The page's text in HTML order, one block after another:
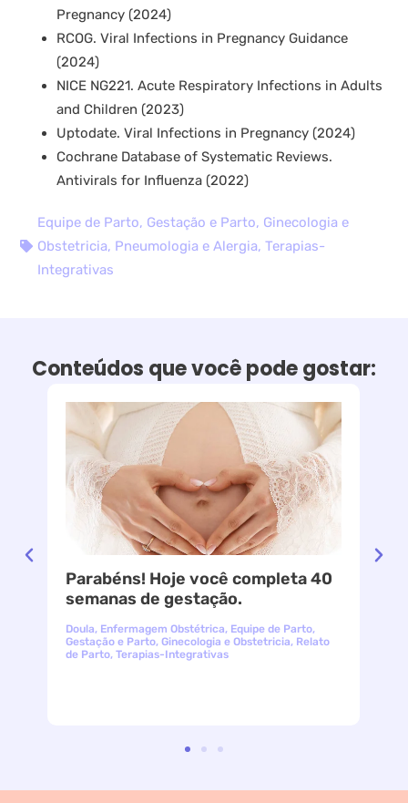
Pregnancy (2024)
RCOG. Viral Infections in Pregnancy Guidance
(2024)
NICE NG221. Acute Respiratory Infections in Adults
and Children (2023)
Uptodate. Viral Infections in Pregnancy (2024)
Cochrane Database of Systematic Reviews.
Antivirals for Influenza (2022)
Equipe de Parto, Gestação e Parto, Ginecologia e
Obstetricia, Pneumologia e Alergia,Terapias-
Integrativas
Conteúdos que você pode gostar:
Parabéns! Hoje você completa 40
semanas de gestação.
Doula, Enfermagem Obstétrica, Equipe de Parto,
Gestação e Parto,Ginecologia e Obstetricia, Relato
de Parto,Terapias-Integrativas